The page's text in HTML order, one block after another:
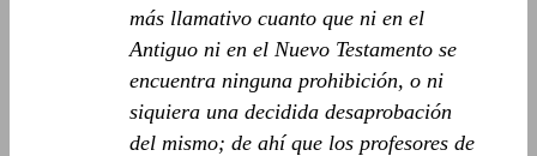
más llamativo cuanto que ni en el
Antiguo ni en el Nuevo Testamento se
encuentra ninguna prohibición, o ni
siquiera una decidida desaprobación
del mismo; de ahí que los profesores de